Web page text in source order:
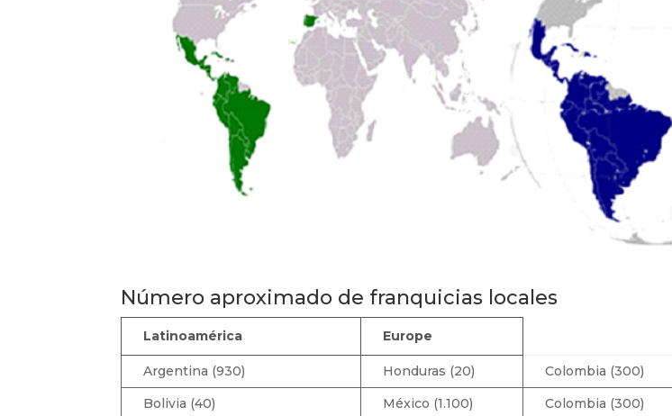
Número aproximado de franquicias locales
Latinoamérica Europe
Argentina (930) Honduras (20) Colombia (300)
Bolivia (40)
México (1.100) Colombia (300)